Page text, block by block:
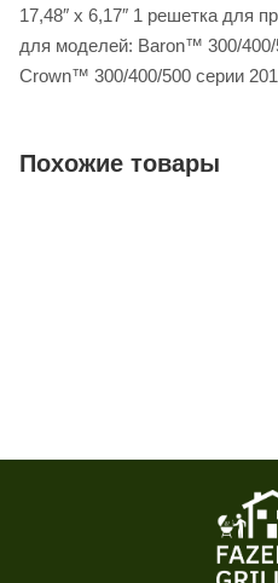
17,48″ x 6,17″ 1 решетка для
для моделей: Baron™ 300/400/
Crown™ 300/400/500 серии
Похожие товары